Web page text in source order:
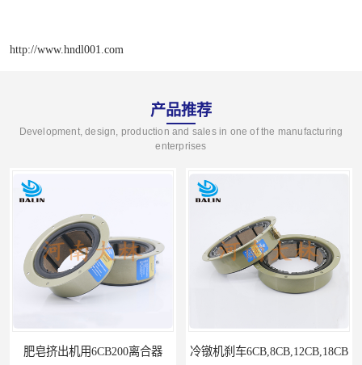
http://www.hndl001.com
产品推荐
Development, design, production and sales in one of the manufacturing
enterprises
肥皂挤出机用6CB200离合器 冷镦机刹车6CB,8CB,12CB,18CB